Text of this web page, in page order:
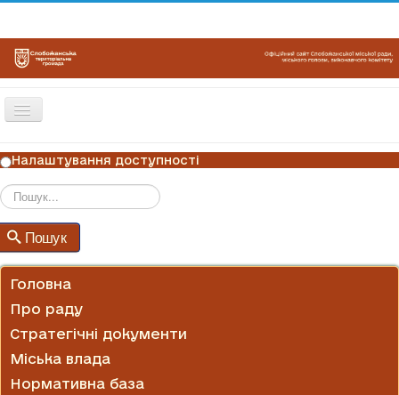
Перемикач
ГОЛОВНА
НОВИНИ
ОГОЛОШЕННЯ
ГРАФІКИ ПРИЙОМУ
Налаштування доступності
Пошук
Головна
Про раду
Стратегічні документи
Міська влада
Нормативна база